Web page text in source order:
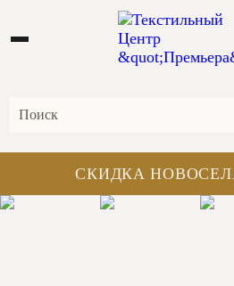
СКИДКА